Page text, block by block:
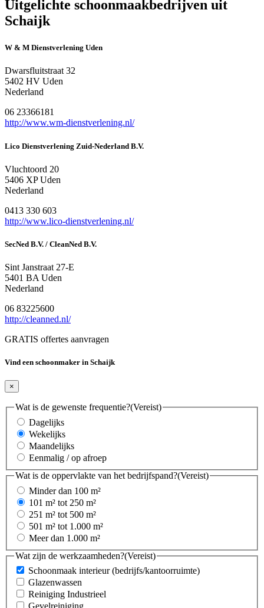
Uitgelichte schoonmaakbedrijven uit
Schaijk
W & M Dienstverlening Uden
Dwarsfluitstraat 32
5402 HV Uden
Nederland
06 23366181
http://www.wm-dienstverlening.nl/
Lico Dienstverlening Zuid-Nederland B.V.
Vluchtoord 20
5406 XP Uden
Nederland
0413 330 603
http://www.lico-dienstverlening.nl/
SecNed B.V. / CleanNed B.V.
Sint Janstraat 27-E
5401 BA Uden
Nederland
06 83225600
http://cleanned.nl/
GRATIS offertes aanvragen
Vind een schoonmaker in Schaijk
×
Wat is de gewenste frequentie?(Vereist)
Dagelijks
Wekelijks
Maandelijks
Eenmalig / op afroep
Wat is de oppervlakte van het bedrijfspand?(Vereist)
Minder dan 100 m²
101 m² tot 250 m²
251 m² tot 500 m²
501 m² tot 1.000 m²
Meer dan 1.000 m²
Wat zijn de werkzaamheden?(Vereist)
Schoonmaak interieur (bedrijfs/kantoorruimte)
Glazenwassen
Reiniging Industrieel